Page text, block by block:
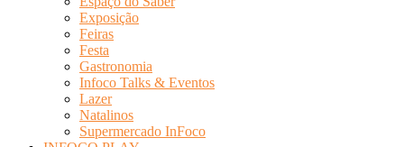
Exposição
Feiras
Festa
Gastronomia
Infoco Talks & Eventos
Lazer
Natalinos
Supermercado InFoco